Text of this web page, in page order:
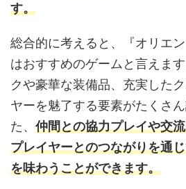
す。
総合的に考えると、『オリエン
はおすすめのゲームと言えま
クや豪華な装備品、充実した
ヤーを魅了する要素がたくさ
た、 仲間との協力プレイや交
プレイヤーとのつながりを通
を味わうことができます。